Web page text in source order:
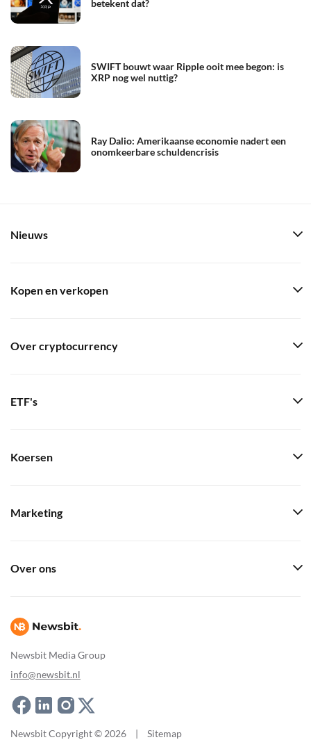
betekent dat?
SWIFT bouwt waar Ripple ooit mee begon: is
XRP nog wel nuttig?
Ray Dalio: Amerikaanse economie nadert een
onomkeerbare schuldencrisis
Newsbit Media Group
info@newsbit.nl
Nieuws
Kopen en verkopen
Over cryptocurrency
ETF's
Koersen
Marketing
Over ons
Newsbit Copyright © 2026 | Sitemap